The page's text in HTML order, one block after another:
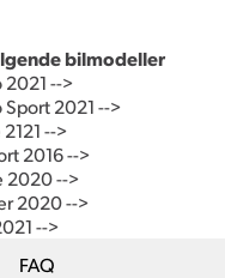
bilmodeller
2021 -->
2021 -->
-->
2016 -->
2020 -->
2020 -->
-->
FAQ